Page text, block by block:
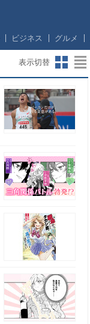
ビジネス グルメ
表示切替